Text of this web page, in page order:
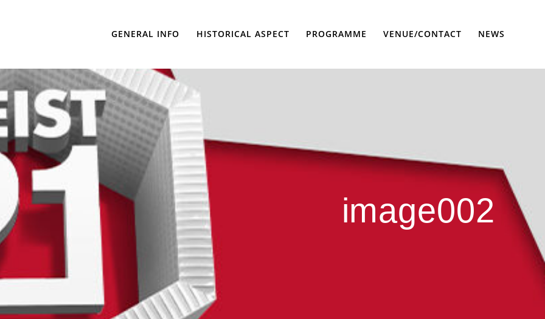
GENERAL INFO HISTORICAL ASPECT PROGRAMME VENUE/CONTACT NEWS
image002